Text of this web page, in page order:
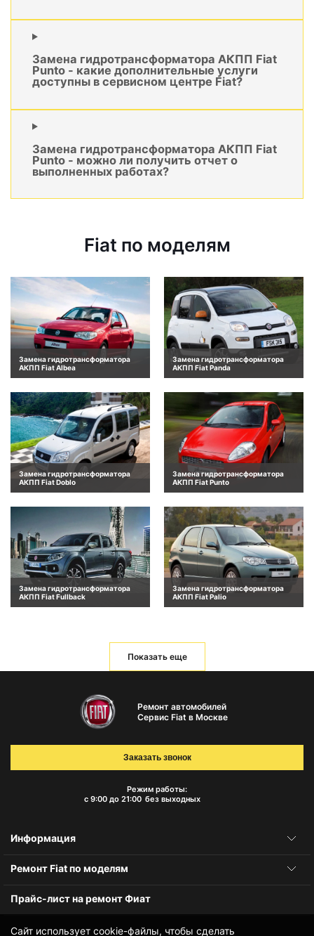
Замена гидротрансформатора АКПП Fiat
Punto - какие дополнительные услуги
доступны в сервисном центре Fiat?
Замена гидротрансформатора АКПП Fiat
Punto - можно ли получить отчет о
выполненных работах?
Fiat по моделям
Замена гидротрансформатора
АКПП Fiat Albea
Замена гидротрансформатора
АКПП Fiat Panda
Замена гидротрансформатора
АКПП Fiat Doblo
Замена гидротрансформатора
АКПП Fiat Punto
Замена гидротрансформатора
АКПП Fiat Fullback
Замена гидротрансформатора
АКПП Fiat Palio
Показать еще
Сайт использует cookie-файлы, чтобы сделать
Ремонт автомобилей
Сервис Fiat в Москве
Режим работы:
с 9:00 до 21:00 без выходных
Заказать звонок
Информация
Ремонт Fiat по моделям
Прайс-лист на ремонт Фиат